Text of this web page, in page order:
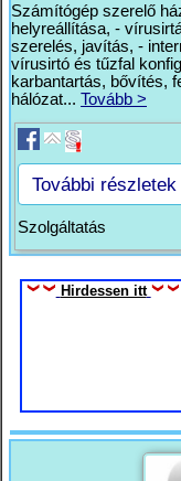
Számítógép szerelő
helyreállítása, -
szerelés, javítás, -
vírusirtó és tűzfal
karbantartás, bővítés,
hálózat... Tovább >
További
Szolgáltatás
Hirdessen itt